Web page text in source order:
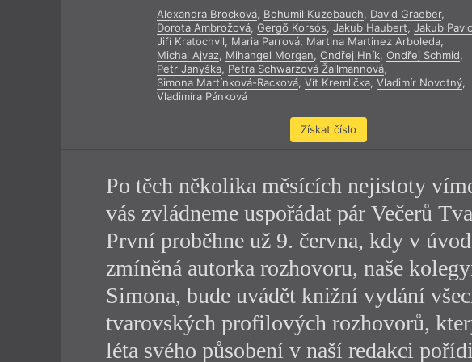
Výroční ceny
Alexandra Brocková, Bohumil Kuzebauch, David Graeber,
Dorota Ambrožová, Gergő Korsós, Jakub Haubert, Jakub
Jiří Kratochvil, Maria Parrová, Martina Martinez Arboleda,
Michal Ajvaz, Mihangel Morgan, Ondřej Hník, Ondřej Schmid,
Petr Janyška, Petra Schwarzová Žallmannová,
Simona Martínková-Racková, Vít Kremlička, Vladimír Novotný,
Vladimíra Pánková
Získat číslo
Po těch několika měsících nejistoty
vás zvládneme uspořádat pár Večerů
První proběhne už 9. června, kdy v
zmíněná autorka rozhovoru, naše
Simona, bude uvádět knižní vydání
tvarovských profilových rozhovorů,
léta svého působení v naší redakci